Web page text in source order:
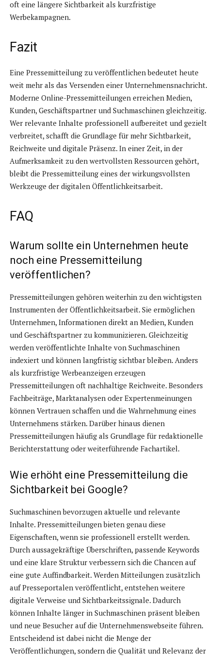
oft eine längere Sichtbarkeit als kurzfristige
Werbekampagnen.
Fazit
Eine Pressemitteilung zu veröffentlichen bedeutet heute
weit mehr als das Versenden einer Unternehmensnachricht.
Moderne Online-Pressemitteilungen erreichen Medien,
Kunden, Geschäftspartner und Suchmaschinen gleichzeitig.
Wer relevante Inhalte professionell aufbereitet und gezielt
verbreitet, schafft die Grundlage für mehr Sichtbarkeit,
Reichweite und digitale Präsenz. In einer Zeit, in der
Aufmerksamkeit zu den wertvollsten Ressourcen gehört,
bleibt die Pressemitteilung eines der wirkungsvollsten
Werkzeuge der digitalen Öffentlichkeitsarbeit.
FAQ
Warum sollte ein Unternehmen heute
noch eine Pressemitteilung
veröffentlichen?
Pressemitteilungen gehören weiterhin zu den wichtigsten
Instrumenten der Öffentlichkeitsarbeit. Sie ermöglichen
Unternehmen, Informationen direkt an Medien, Kunden
und Geschäftspartner zu kommunizieren. Gleichzeitig
werden veröffentlichte Inhalte von Suchmaschinen
indexiert und können langfristig sichtbar bleiben. Anders
als kurzfristige Werbeanzeigen erzeugen
Pressemitteilungen oft nachhaltige Reichweite. Besonders
Fachbeiträge, Marktanalysen oder Expertenmeinungen
können Vertrauen schaffen und die Wahrnehmung eines
Unternehmens stärken. Darüber hinaus dienen
Pressemitteilungen häufig als Grundlage für redaktionelle
Berichterstattung oder weiterführende Fachartikel.
Wie erhöht eine Pressemitteilung die
Sichtbarkeit bei Google?
Suchmaschinen bevorzugen aktuelle und relevante
Inhalte. Pressemitteilungen bieten genau diese
Eigenschaften, wenn sie professionell erstellt werden.
Durch aussagekräftige Überschriften, passende Keywords
und eine klare Struktur verbessern sich die Chancen auf
eine gute Auffindbarkeit. Werden Mitteilungen zusätzlich
auf Presseportalen veröffentlicht, entstehen weitere
digitale Verweise und Sichtbarkeitssignale. Dadurch
können Inhalte länger in Suchmaschinen präsent bleiben
und neue Besucher auf die Unternehmenswebseite führen.
Entscheidend ist dabei nicht die Menge der
Veröffentlichungen, sondern die Qualität und Relevanz der